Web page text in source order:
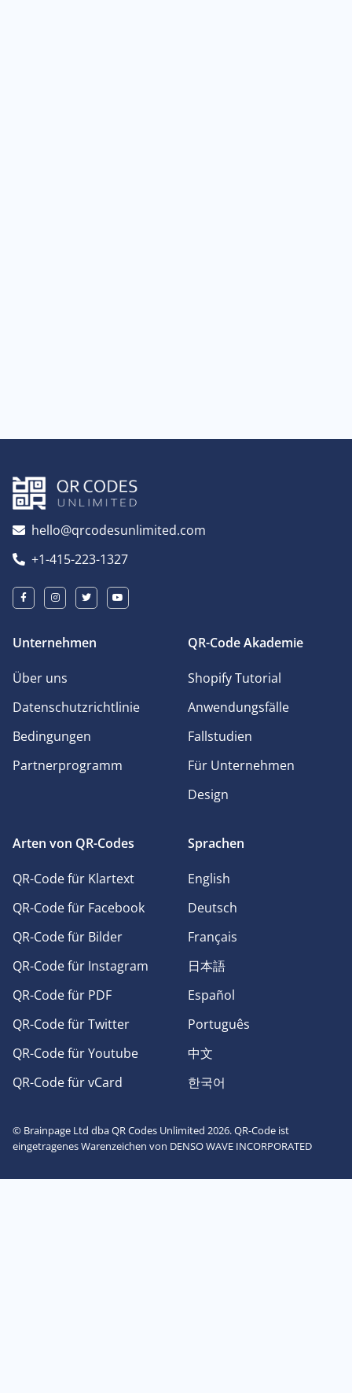
hello@qrcodesunlimited.com
+1-415-223-1327
Unternehmen
Über uns
Datenschutzrichtlinie
Bedingungen
Partnerprogramm
QR-Code Akademie
Shopify Tutorial
Anwendungsfälle
Fallstudien
Für Unternehmen
Design
Arten von QR-Codes
QR-Code für Klartext
QR-Code für Facebook
QR-Code für Bilder
QR-Code für Instagram
QR-Code für PDF
QR-Code für Twitter
QR-Code für Youtube
QR-Code für vCard
Sprachen
English
Deutsch
Français
日本語
Español
Português
中文
한국어
© Brainpage Ltd dba QR Codes Unlimited 2026. QR-Code ist
eingetragenes Warenzeichen von DENSO WAVE INCORPORATED